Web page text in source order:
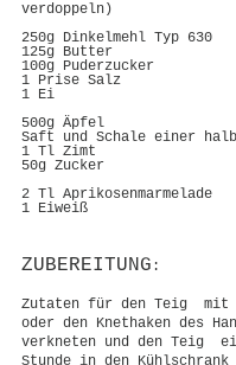
verdoppeln)
250g Dinkelmehl Typ 630
125g Butter
100g Puderzucker
1 Prise Salz
1 Ei
500g Äpfel
Saft und Schale einer
1 Tl Zimt
50g Zucker
2 Tl Aprikosenmarmelade
1 Eiweiß
ZUBEREITUNG :
Zutaten für den Teig  mit
oder den Knethaken des
verkneten und den Teig